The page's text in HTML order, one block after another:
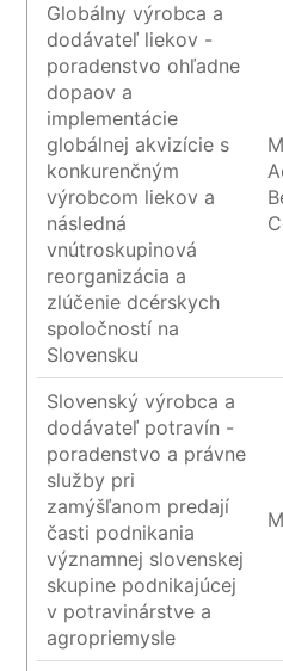
Globálny výrobca a
dodávateľ liekov -
poradenstvo ohľadne
dopaov a
implementácie
globálnej akvizície s
konkurenčným
výrobcom liekov a
následná
vnútroskupinová
reorganizácia a
zlúčenie dcérskych
spoločností na
Slovensku
Slovenský výrobca a
dodávateľ potravín -
poradenstvo a právne
služby pri
zamýšľanom predají
časti podnikania
významnej slovenskej
skupine podnikajúcej
v potravinárstve a
agropriemysle